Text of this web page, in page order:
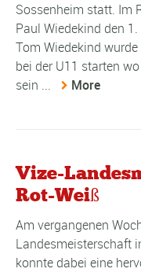
Sossenheim statt. Im
Paul Wiedekind den
Tom Wiedekind
bei der U11 starten
sein ...
More
Vize-
Rot-Weiß
Am vergangenen
Landesmeisterschaft
konnte dabei eine